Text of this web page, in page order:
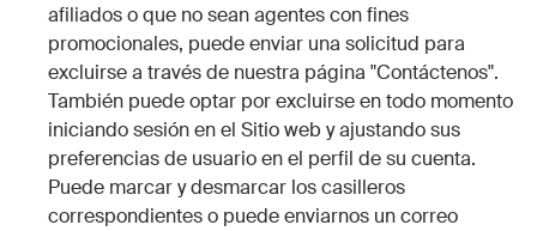
afiliados o que no sean agentes con fines
promocionales, puede enviar una solicitud para
excluirse a través de nuestra página "Contáctenos".
También puede optar por excluirse en todo momento
iniciando sesión en el Sitio web y ajustando sus
preferencias de usuario en el perfil de su cuenta.
Puede marcar y desmarcar los casilleros
correspondientes o puede enviarnos un correo